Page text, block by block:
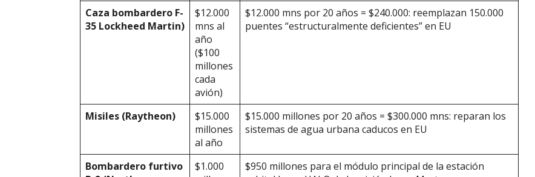
Caza bombardero F-
35 Lockheed Martin)
$12.000
mns al
año
($100
millones
cada
avión)
$12.000 mns por 20 años = $240.000: reemplazan 150.000
puentes “estructuralmente deficientes” en EU
Misiles (Raytheon)
$15.000
millones
al año
$15.000 millones por 20 años = $300.000 mns: reparan los
sistemas de agua urbana caducos en EU
Bombardero furtivo
$1.000
$950 millones para el módulo principal de la estación